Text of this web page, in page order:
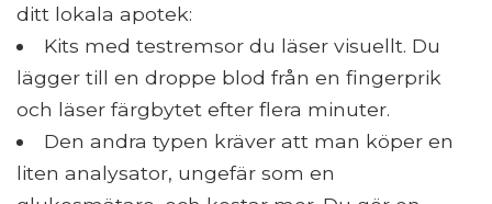
ditt lokala apotek:
Kits med testremsor du läser visuellt. Du
lägger till en droppe blod från en fingerprik
och läser färgbytet efter flera minuter.
Den andra typen kräver att man köper en
liten analysator, ungefär som en